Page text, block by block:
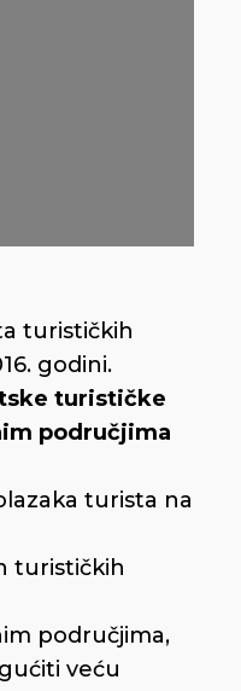
turističkih
godini.
turističke
područjima
turista na
turističkih
područjima,
veću